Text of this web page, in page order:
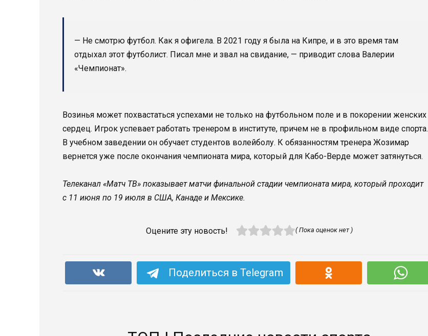
— Не смотрю футбол. Как я офигела. В 2021 году я была на Кипре, и в это время там
отдыхал этот футболист. Писал мне и звал на свидание, — приводит слова Валерии
«Чемпионат».
Возинья может похвастаться успехами не только на футбольном поле и в покорении женских
сердец. Игрок успевает работать тренером в институте, причем не в профильном виде спорта.
В учебном заведении он обучает студентов волейболу. К обязанностям тренера Жозимар
вернется уже после окончания чемпионата мира, который для Кабо-Верде может затянуться.
Телеканал «Матч ТВ» показывает матчи финальной стадии чемпионата мира, который проходит
с 11 июня по 19 июля в США, Канаде и Мексике.
Оцените эту новость! ( Пока оценок нет )
Поделиться в Telegram